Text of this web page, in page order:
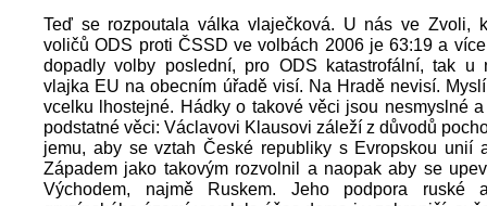
Teď se rozpoutala válka vlaječková. U nás ve Zvoli,
voličů ODS proti ČSSD ve volbách 2006 je 63:19 a
dopadly volby poslední, pro ODS katastrofální, tak u
vlajka EU na obecním úřadě visí. Na Hradě nevisí.
vcelku lhostejné. Hádky o takové věci jsou nesmyslné
podstatné věci: Václavovi Klausovi záleží z důvodů
jemu, aby se vztah České republiky s Evropskou unií
Západem jako takovým rozvolnil a naopak aby se
Východem, najmě Ruskem. Jeho podpora ruské